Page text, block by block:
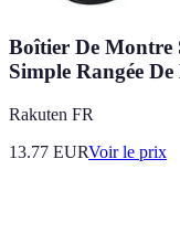
Boîtier De Montre
Simple Rangée
Rakuten FR
13.77 EURVoir le prix